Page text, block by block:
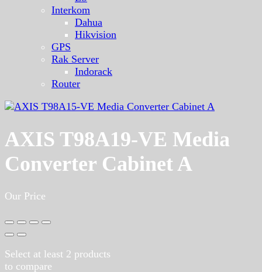
Interkom
Dahua
Hikvision
GPS
Rak Server
Indorack
Router
AXIS T98A19-VE Media
Converter Cabinet A
Our Price
Select at least 2 products
to compare